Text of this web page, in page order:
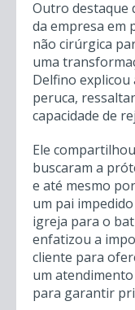
Outro destaque
da empresa em
não cirúrgica
uma
Delfino
peruca,
capacidade de
Ele
buscaram a
e até mesmo
um pai
igreja para o
enfatizou a
cliente para
um
para garantir